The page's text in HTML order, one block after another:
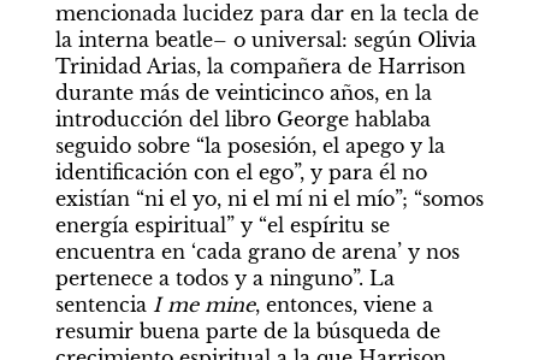
mencionada lucidez para dar en la tecla de
la interna beatle– o universal: según Olivia
Trinidad Arias, la compañera de Harrison
durante más de veinticinco años, en la
introducción del libro George hablaba
seguido sobre “la posesión, el apego y la
identificación con el ego”, y para él no
existían “ni el yo, ni el mí ni el mío”; “somos
energía espiritual” y “el espíritu se
encuentra en ‘cada grano de arena’ y nos
pertenece a todos y a ninguno”. La
sentencia I me mine, entonces, viene a
resumir buena parte de la búsqueda de